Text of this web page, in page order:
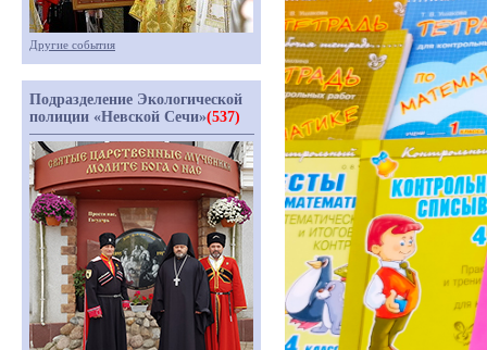
Другие события
Подразделение Экологической
полиции «Невской Сечи»(537)